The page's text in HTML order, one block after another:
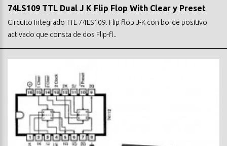
74LS109 TTL Dual J K Flip Flop With Clear y Preset
Circuito Integrado TTL 74LS109. Flip flop J-K con borde positivo
activado que consta de dos Flip-fl..